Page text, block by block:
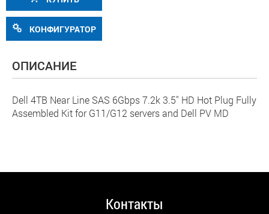
КОНФИГУРАТОР
ОПИСАНИЕ
Dell 4TB Near Line SAS 6Gbps 7.2k 3.5" HD Hot Plug Fully
Assembled Kit for G11/G12 servers and Dell PV MD
Контакты